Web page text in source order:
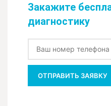
Закажите
диагностику